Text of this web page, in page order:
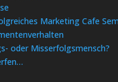
Marketing Cafe
oder Misserfolgsmensch?